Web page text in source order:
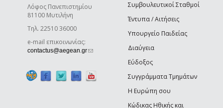
Λόφος Πανεπιστημίου
81100 Μυτιλήνη
Τηλ. 22510 36000
e-mail επικοινωνίας:
contactus@aegean.gr(link sends e-mail)
Συμβουλευτικοί Σταθμοί
Έντυπα / Αιτήσεις
Υπουργείο Παιδείας
Διαύγεια
Εύδοξος
Συγγράμματα Τμημάτων
Η Ευρώπη σου
Κώδικας Ηθικής και